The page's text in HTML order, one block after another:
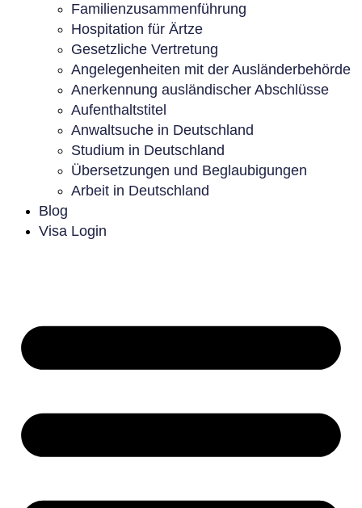
Familienzusammenführung
Hospitation für Ärtze
Gesetzliche Vertretung
Angelegenheiten mit der Ausländerbehörde
Anerkennung ausländischer Abschlüsse
Aufenthaltstitel
Anwaltsuche in Deutschland
Studium in Deutschland
Übersetzungen und Beglaubigungen
Arbeit in Deutschland
Blog
Visa Login